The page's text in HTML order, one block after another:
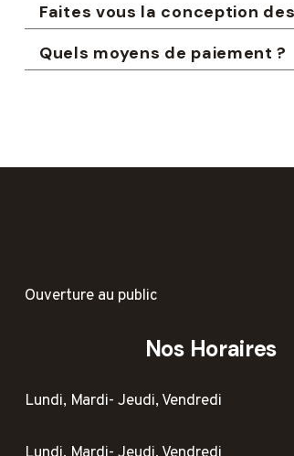
Faites vous la conception
Quels moyens de paiement ?
Ouverture au public
Nos Horaires
Lundi, Mardi- Jeudi, Vendredi